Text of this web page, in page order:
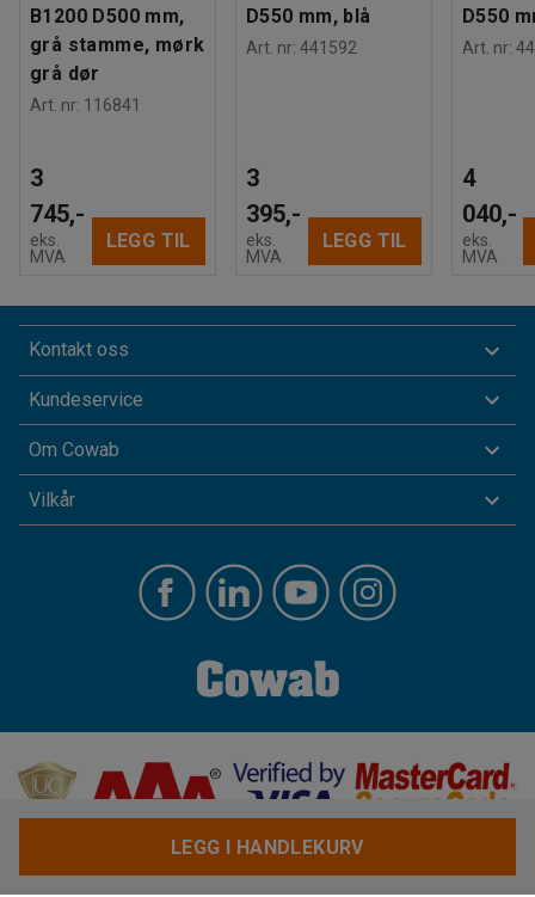
B1200 D500 mm,
grå stamme, mørk
grå dør
Art. nr: 116841
3
745,-
eks.
MVA
LEGG TIL
D550 mm, blå
Art. nr: 441592
3
395,-
eks.
MVA
LEGG TIL
D550
Art. nr:
4
040,-
eks.
MVA
Kontakt oss
Kundeservice
Om Cowab
Vilkår
LEGG I HANDLEKURV